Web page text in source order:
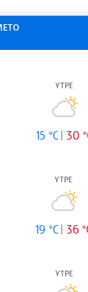
УТРЕ
15 °C 30
УТРЕ
19 °C 36
УТРЕ